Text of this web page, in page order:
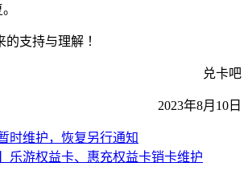
支持与理解 ！
兑卡吧
2023年8月10日
时维护，恢复另行通知
乐游权益卡、惠充权益卡销卡维护